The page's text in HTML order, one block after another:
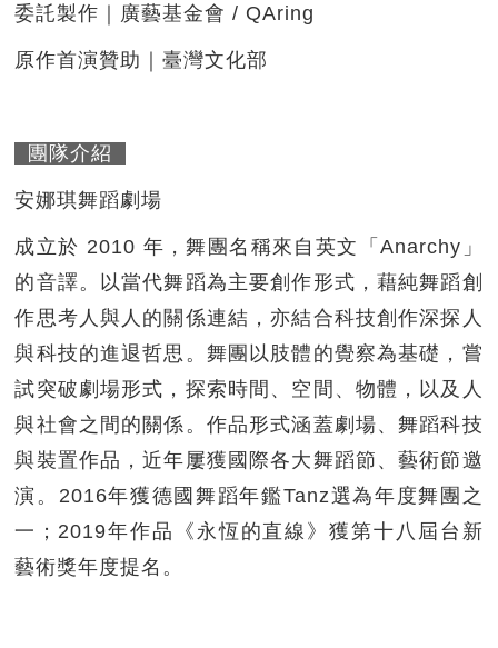
委託製作｜廣藝基金會 / QAring
原作首演贊助｜臺灣文化部
團隊介紹
安娜琪舞蹈劇場
成立於 2010 年，舞團名稱來自英文「Anarchy」
的音譯。以當代舞蹈為主要創作形式，藉純舞蹈創
作思考人與人的關係連結，亦結合科技創作深探人
與科技的進退哲思。舞團以肢體的覺察為基礎，嘗
試突破劇場形式，探索時間、空間、物體，以及人
與社會之間的關係。作品形式涵蓋劇場、舞蹈科技
與裝置作品，近年屢獲國際各大舞蹈節、藝術節邀
演。2016年獲德國舞蹈年鑑Tanz選為年度舞團之
一；2019年作品《永恆的直線》獲第十八屆台新
藝術獎年度提名。